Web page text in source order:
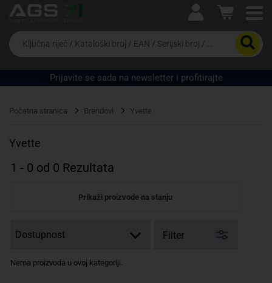
Ova postavka prilagođava asortiman proizvoda i
cijene vašim potrebama.
Da
biste
potražili
proizvod,
unesite
riječ,
EAN
serijski
Prijavite se sada na newsletter i profitirajte
Početna stranica Brendovi Yvette
Yvette
1 - 0 od 0 Rezultata
Prikaži proizvode na stanju
Filter
Nema proizvoda u ovoj kategoriji.